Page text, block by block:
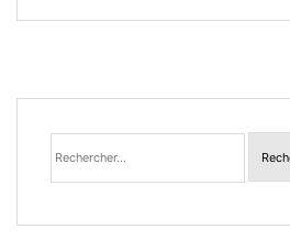
Rechercher :